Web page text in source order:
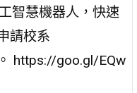
智慧機器人，快速
請校系
https://goo.gl/EQw